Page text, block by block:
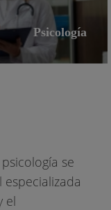
Psicología
se
el